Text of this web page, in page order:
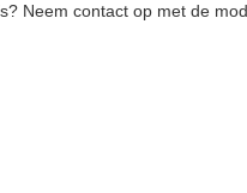
Neem contact op met de